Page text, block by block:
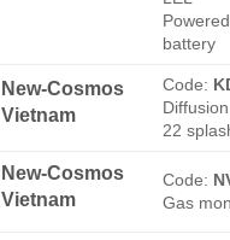
battery
New-Cosmos
Vietnam
Code:
22
New-Cosmos
Vietnam
Code:
Gas